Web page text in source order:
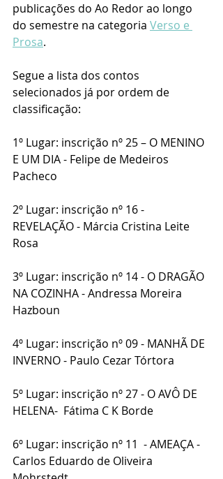
publicações do Ao Redor ao longo
do semestre na categoria Verso e
Prosa.
Segue a lista dos contos
selecionados já por ordem de
classificação:
1º Lugar: inscrição nº 25 – O MENINO
E UM DIA - Felipe de Medeiros
Pacheco
2º Lugar: inscrição nº 16 -
REVELAÇÃO - Márcia Cristina Leite
Rosa
3º Lugar: inscrição nº 14 - O DRAGÃO
NA COZINHA - Andressa Moreira
Hazboun
4º Lugar: inscrição nº 09 - MANHÃ DE
INVERNO - Paulo Cezar Tórtora
5º Lugar: inscrição nº 27 - O AVÔ DE
HELENA-  Fátima C K Borde
6º Lugar: inscrição nº 11  - AMEAÇA -
Carlos Eduardo de Oliveira